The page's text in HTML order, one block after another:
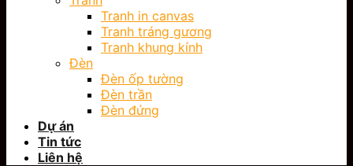
Tranh in canvas
Tranh tráng gương
Tranh khung kính
Đèn
Đèn ốp tường
Đèn trần
Đèn đứng
Dự án
Tin tức
Liên hệ